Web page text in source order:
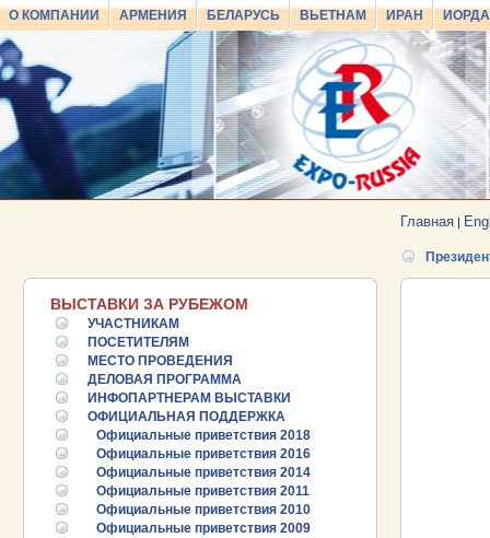
О КОМПАНИИ АРМЕНИЯ БЕЛАРУСЬ ВЬЕТНАМ ИРАН
Главная |
ВЫСТАВКИ ЗА РУБЕЖОМ
УЧАСТНИКАМ
ПОСЕТИТЕЛЯМ
МЕСТО ПРОВЕДЕНИЯ
ДЕЛОВАЯ ПРОГРАММА
ИНФОПАРТНЕРАМ ВЫСТАВКИ
ОФИЦИАЛЬНАЯ ПОДДЕРЖКА
Официальные приветствия 2018
Официальные приветствия 2016
Официальные приветствия 2014
Официальные приветствия 2011
Официальные приветствия 2010
Официальные приветствия 2009